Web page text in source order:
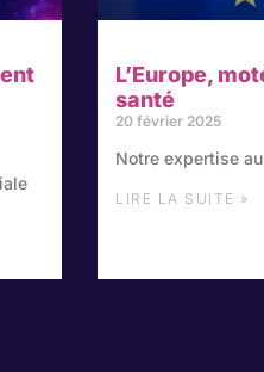
L’Europe,
santé
20 février 2025
Notre expertise
LIRE LA SUITE »